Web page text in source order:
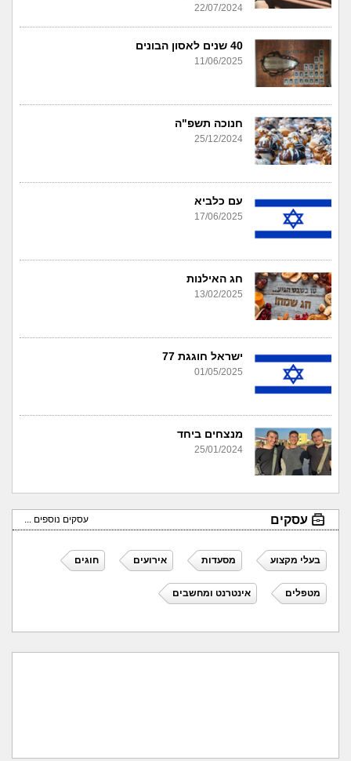
22/07/2024
40 שנים לאסון הבונים
11/06/2025
חנוכה תשפ"ה
25/12/2024
עם כלביא
17/06/2025
חג האילנות
13/02/2025
ישראל חוגגת 77
01/05/2025
מנצחים ביחד
25/01/2024
עסקים עסקים נוספים ...
בעלי מקצוע מסעדות אירועים חוגים
מטפלים אינטרנט ומחשבים